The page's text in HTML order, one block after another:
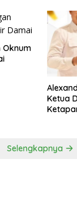
Oknum
Ketua
Selengkapnya